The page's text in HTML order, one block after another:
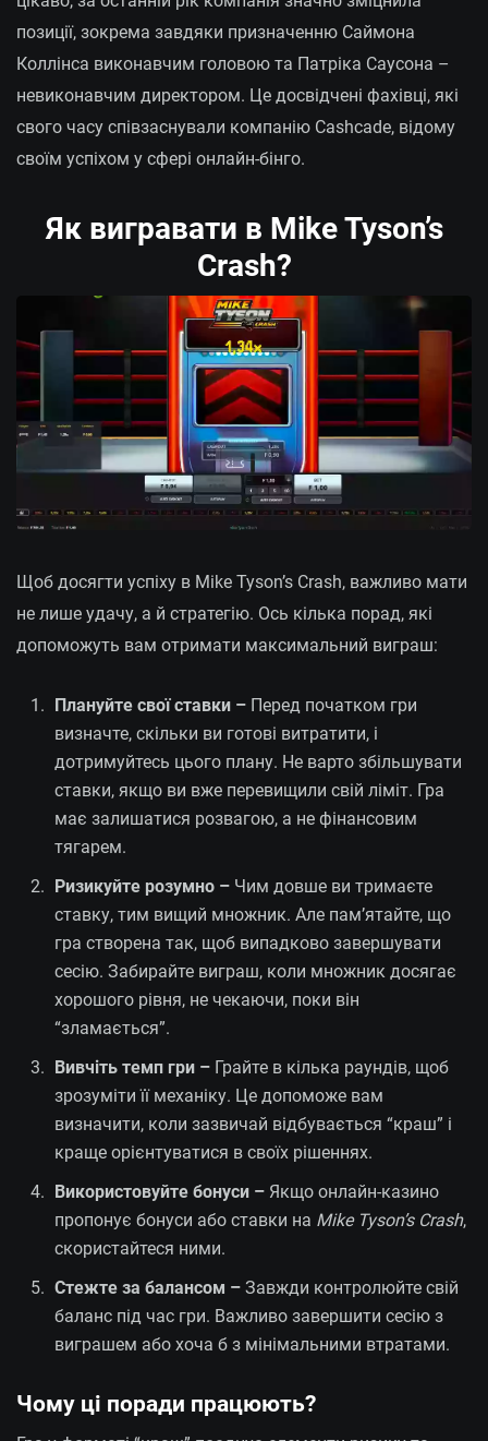
позиції, зокрема завдяки призначенню Саймона
Коллінса виконавчим головою та Патріка Саусона –
невиконавчим директором. Це досвідчені фахівці, які
свого часу співзаснували компанію Cashcade, відому
своїм успіхом у сфері онлайн-бінго.
Як вигравати в Mike Tyson’s
Crash?
Щоб досягти успіху в Mike Tyson’s Crash, важливо мати
не лише удачу, а й стратегію. Ось кілька порад, які
допоможуть вам отримати максимальний виграш:
Плануйте свої ставки – Перед початком гри
визначте, скільки ви готові витратити, і
дотримуйтесь цього плану. Не варто збільшувати
ставки, якщо ви вже перевищили свій ліміт. Гра
має залишатися розвагою, а не фінансовим
тягарем.
Ризикуйте розумно – Чим довше ви тримаєте
ставку, тим вищий множник. Але пам’ятайте, що
гра створена так, щоб випадково завершувати
сесію. Забирайте виграш, коли множник досягає
хорошого рівня, не чекаючи, поки він
“зламається”.
Вивчіть темп гри – Грайте в кілька раундів, щоб
зрозуміти її механіку. Це допоможе вам
визначити, коли зазвичай відбувається “краш” і
краще орієнтуватися в своїх рішеннях.
Використовуйте бонуси – Якщо онлайн-казино
пропонує бонуси або ставки на Mike Tyson’s Crash,
скористайтеся ними.
Стежте за балансом – Завжди контролюйте свій
баланс під час гри. Важливо завершити сесію з
виграшем або хоча б з мінімальними втратами.
Чому ці поради працюють?